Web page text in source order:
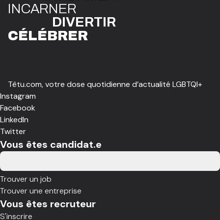
INCARNER
DIVERTIR
CÉLÉBRER
Têtu.com, votre dose quotidienne d’actualité LGBTQI+
Instagram
Facebook
LinkedIn
Twitter
Vous êtes candidat.e
Trouver un job
Trouver une entreprise
Vous êtes recruteur
S'inscrire